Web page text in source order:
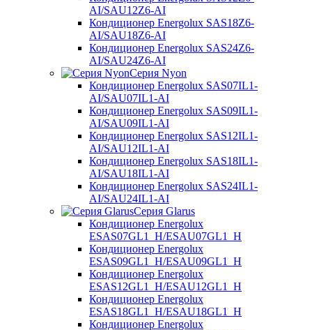
AI/SAU12Z6-AI
Кондиционер Energolux SAS18Z6-
AI/SAU18Z6-AI
Кондиционер Energolux SAS24Z6-
AI/SAU24Z6-AI
Серия Nyon
Кондиционер Energolux SAS07IL1-
AI/SAU07IL1-AI
Кондиционер Energolux SAS09IL1-
AI/SAU09IL1-AI
Кондиционер Energolux SAS12IL1-
AI/SAU12IL1-AI
Кондиционер Energolux SAS18IL1-
AI/SAU18IL1-AI
Кондиционер Energolux SAS24IL1-
AI/SAU24IL1-AI
Серия Glarus
Кондиционер Energolux
ESAS07GL1_H/ESAU07GL1_H
Кондиционер Energolux
ESAS09GL1_H/ESAU09GL1_H
Кондиционер Energolux
ESAS12GL1_H/ESAU12GL1_H
Кондиционер Energolux
ESAS18GL1_H/ESAU18GL1_H
Кондиционер Energolux